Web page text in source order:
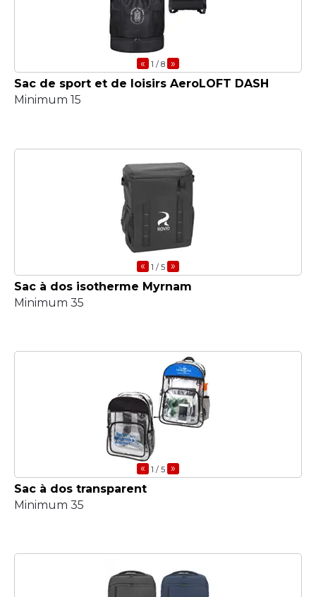
« 1 / 8 »
Sac de sport et de loisirs AeroLOFT DASH
Minimum 15
« 1 / 5 »
Sac à dos isotherme Myrnam
Minimum 35
« 1 / 5 »
Sac à dos transparent
Minimum 35